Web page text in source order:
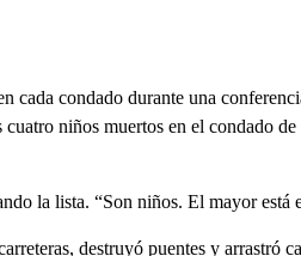
cada condado durante una
niños muertos en el condado
la lista. “Son niños. El mayor está
destruyó puentes y arrastró